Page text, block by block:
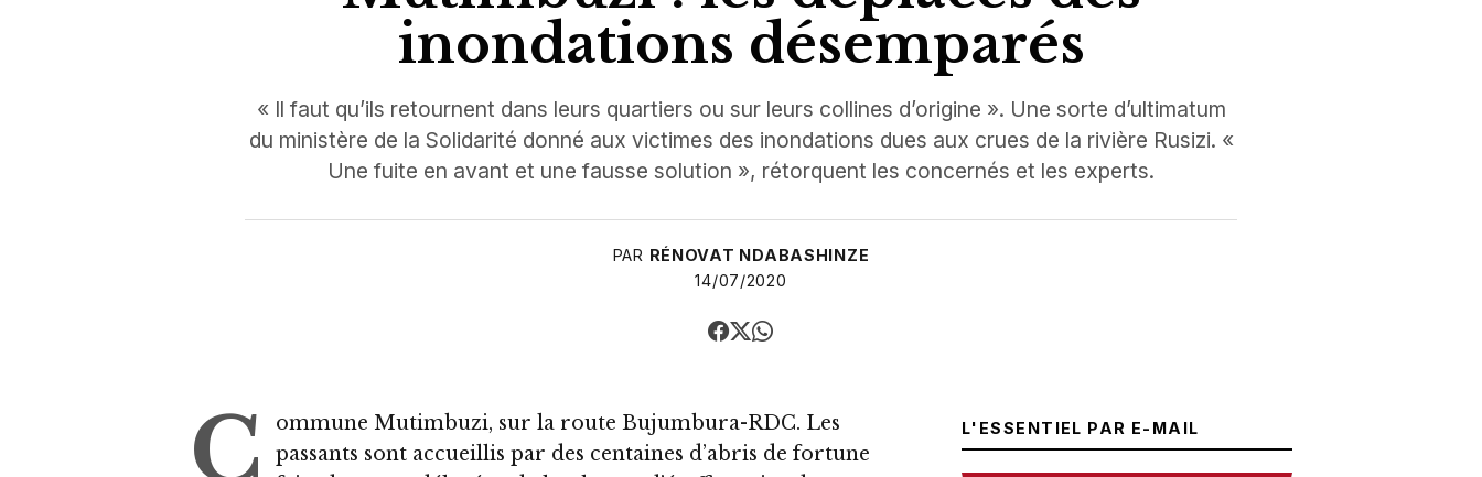
inondations désemparés
« Il faut qu’ils retournent dans leurs quartiers ou sur leurs collines d’origine ». Une sorte d’ultimatum
du ministère de la Solidarité donné aux victimes des inondations dues aux crues de la rivière Rusizi. «
Une fuite en avant et une fausse solution », rétorquent les concernés et les experts.
PAR RÉNOVAT NDABASHINZE
14/07/2020
C
ommune Mutimbuzi, sur la route Bujumbura-RDC. Les
passants sont accueillis par des centaines d’abris de fortune
L'ESSENTIEL PAR E-MAIL